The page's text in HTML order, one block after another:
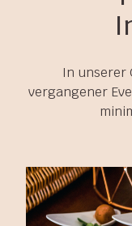
In unserer
vergangener